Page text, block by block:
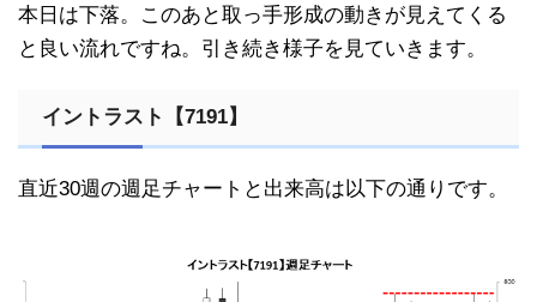
本日は下落。このあと取っ手形成の動きが見えてくる
と良い流れですね。引き続き様子を見ていきます。
イントラスト【7191】
直近30週の週足チャートと出来高は以下の通りです。